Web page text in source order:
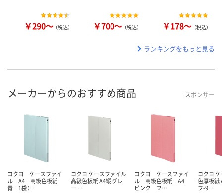
￥290～ （税込） ￥700～ （税込） ￥178～ （税込）
ランキングをもっと見る
メーカーからのおすすめ商品 スポンサー
コクヨ ケースファイ
ル A4 高級色板紙
青 1袋（…
コクヨ ケースファイル
高級色板紙 A4縦 グレ
ー …
コクヨ ケースファイ
ル 高級色板紙 A4
ピンク フ…
コクヨ
色厚板紙
フ-9…